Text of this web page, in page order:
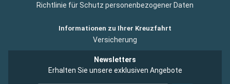
Richtlinie für Schutz personenbezogener Daten
Informationen zu Ihrer Kreuzfahrt
Versicherung
Newsletters
Erhalten Sie unsere exklusiven Angebote